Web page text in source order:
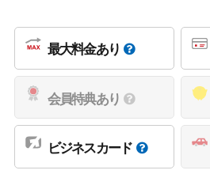
最大料金あり
会員特典あり
ビジネスカード